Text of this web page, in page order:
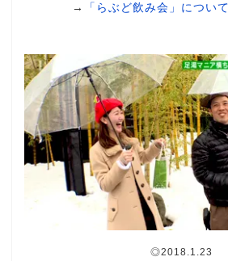
→ 「らぶど飲み会」につい
◎2018.1.23